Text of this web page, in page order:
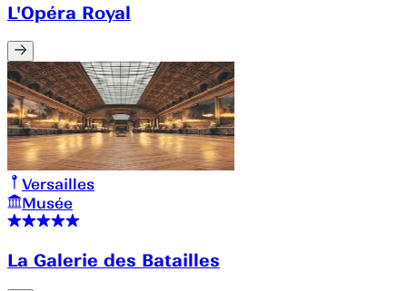
L'Opéra Royal
Versailles
Musée
La Galerie des Batailles